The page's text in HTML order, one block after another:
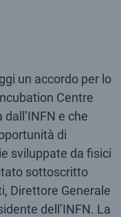
un accordo per lo
Centre
e che
di
sviluppate da fisici
sottoscritto
Direttore Generale
dell’INFN. La